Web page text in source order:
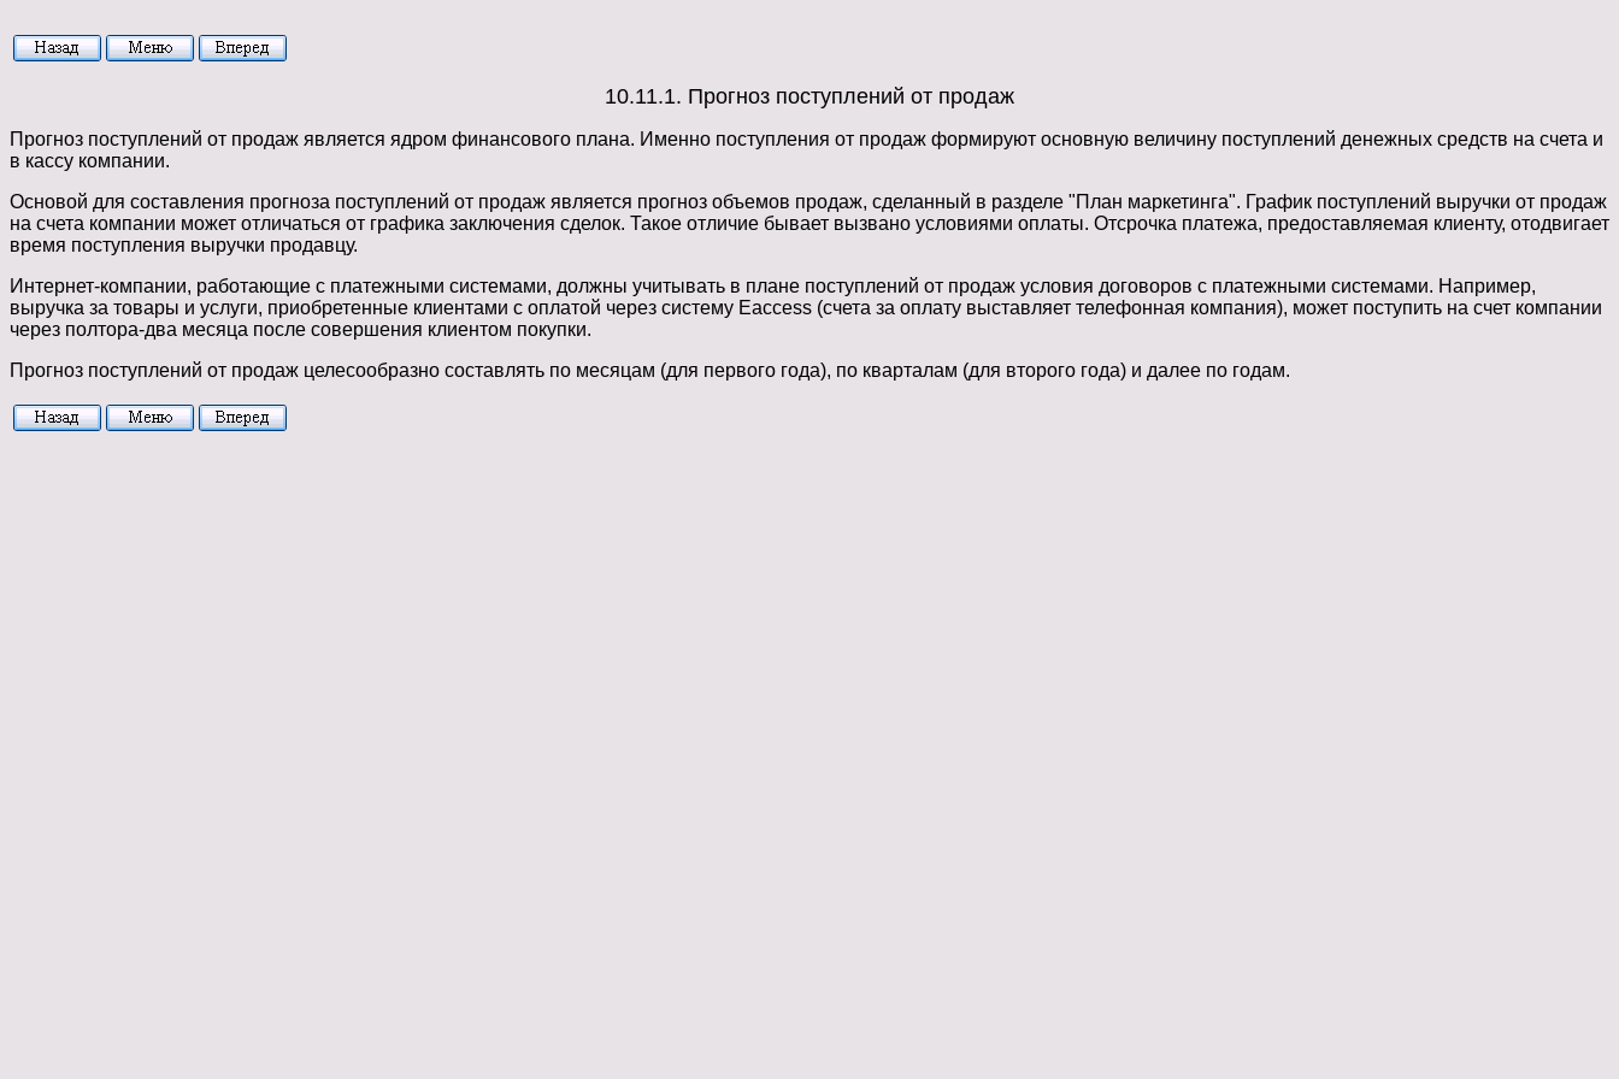
10.11.1. Прогноз поступлений от продаж
Прогноз поступлений от продаж является ядром финансового плана. Именно поступления от продаж формируют основную величину поступлений денежных средств на счета и
в кассу компании.
Основой для составления прогноза поступлений от продаж является прогноз объемов продаж, сделанный в разделе "План маркетинга". График поступлений выручки от продаж
на счета компании может отличаться от графика заключения сделок. Такое отличие бывает вызвано условиями оплаты. Отсрочка платежа, предоставляемая клиенту, отодвигает
время поступления выручки продавцу.
Интернет-компании, работающие с платежными системами, должны учитывать в плане поступлений от продаж условия договоров с платежными системами. Например,
выручка за товары и услуги, приобретенные клиентами с оплатой через систему Eaccess (счета за оплату выставляет телефонная компания), может поступить на счет компании
через полтора-два месяца после совершения клиентом покупки.
Прогноз поступлений от продаж целесообразно составлять по месяцам (для первого года), по кварталам (для второго года) и далее по годам.